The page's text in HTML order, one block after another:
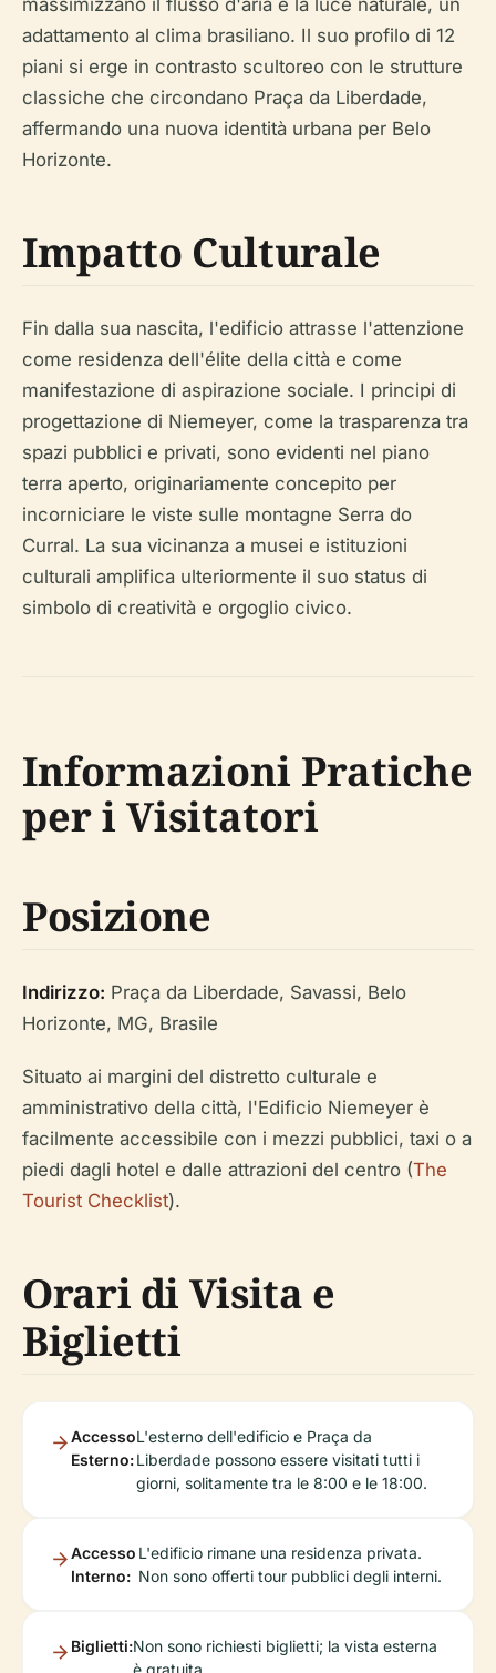
adattamento al clima brasiliano. Il suo profilo di 12
piani si erge in contrasto scultoreo con le strutture
classiche che circondano Praça da Liberdade,
affermando una nuova identità urbana per Belo
Horizonte.
Impatto Culturale
Fin dalla sua nascita, l'edificio attrasse l'attenzione
come residenza dell'élite della città e come
manifestazione di aspirazione sociale. I principi di
progettazione di Niemeyer, come la trasparenza tra
spazi pubblici e privati, sono evidenti nel piano
terra aperto, originariamente concepito per
incorniciare le viste sulle montagne Serra do
Curral. La sua vicinanza a musei e istituzioni
culturali amplifica ulteriormente il suo status di
simbolo di creatività e orgoglio civico.
Informazioni Pratiche
per i Visitatori
Posizione
Indirizzo: Praça da Liberdade, Savassi, Belo
Horizonte, MG, Brasile
Situato ai margini del distretto culturale e
amministrativo della città, l'Edificio Niemeyer è
facilmente accessibile con i mezzi pubblici, taxi o a
piedi dagli hotel e dalle attrazioni del centro (The
Tourist Checklist).
Orari di Visita e
Biglietti
Accesso
Esterno:
L'esterno dell'edificio e Praça da
Liberdade possono essere visitati tutti i
giorni, solitamente tra le 8:00 e le 18:00.
Accesso
Interno:
L'edificio rimane una residenza privata.
Non sono offerti tour pubblici degli interni.
Biglietti:Non sono richiesti biglietti; la vista esterna
è gratuita.